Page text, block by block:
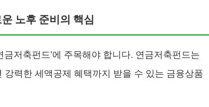
노후 준비의 핵심
금저축펀드’에 주목해야 합니다. 연금저축펀드는
강력한 세액공제 혜택까지 받을 수 있는 금융상품